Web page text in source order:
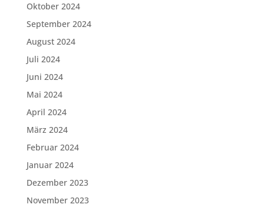
Oktober 2024
September 2024
August 2024
Juli 2024
Juni 2024
Mai 2024
April 2024
März 2024
Februar 2024
Januar 2024
Dezember 2023
November 2023